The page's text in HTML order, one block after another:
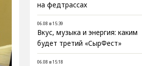
на федтрассах
06.08 в 15:39
Вкус, музыка и энергия: каким
будет третий «СырФест»
06.08 в 15:18